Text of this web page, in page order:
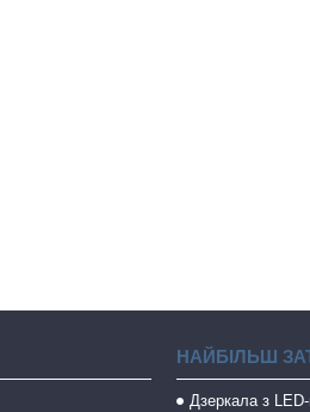
НАЙБІЛЬШ
Дзеркала з